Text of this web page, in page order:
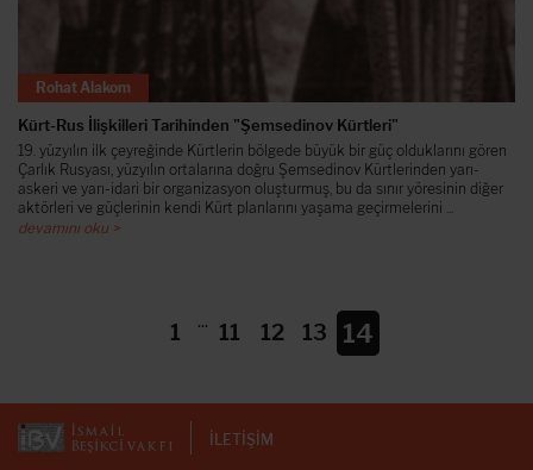
Rohat Alakom
Kürt-Rus İlişkilleri Tarihinden "Şemsedinov Kürtleri"
19. yüzyılın ilk çeyreğinde Kürtlerin bölgede büyük bir güç olduklarını gören
Çarlık Rusyası, yüzyılın ortalarına doğru Şemsedinov Kürtlerinden yarı-
askeri ve yarı-idari bir organizasyon oluşturmuş, bu da sınır yöresinin diğer
aktörleri ve güçlerinin kendi Kürt planlarını yaşama geçirmelerini ...
devamını oku >
1 ... 11 12 13 14
İLETİŞİM